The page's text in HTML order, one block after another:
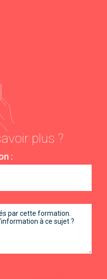
plus ?
: